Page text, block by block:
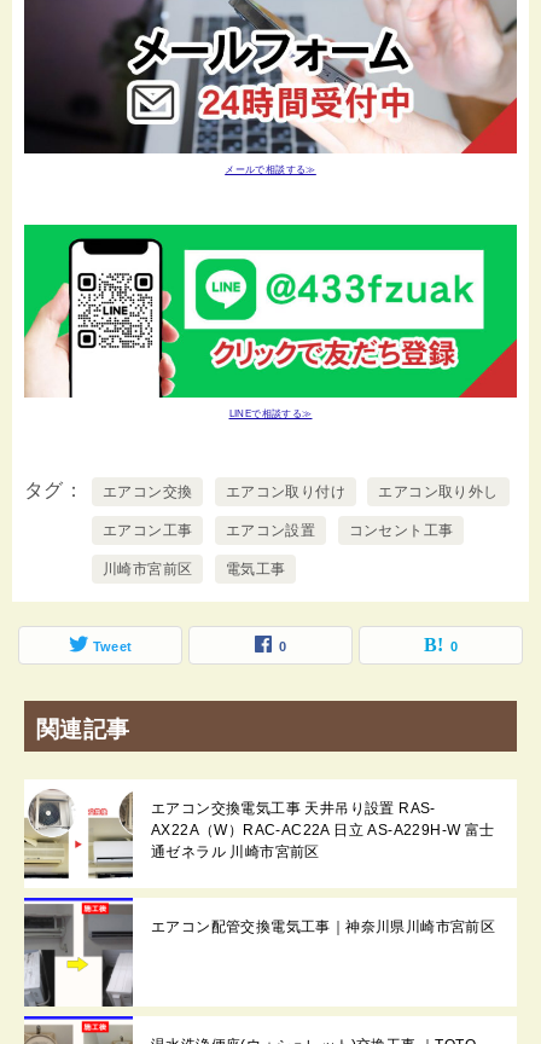
メールで相談する≫
LINEで相談する≫
タグ エアコン交換 エアコン取り付け エアコン取り外し
エアコン工事 エアコン設置 コンセント工事
川崎市宮前区 電気工事
Tweet 0 0
関連記事
エアコン交換電気工事 天井吊り設置 RAS-
AX22A（W）RAC-AC22A 日立 AS-A229H-W 富士
通ゼネラル 川崎市宮前区
エアコン配管交換電気工事｜神奈川県川崎市宮前区